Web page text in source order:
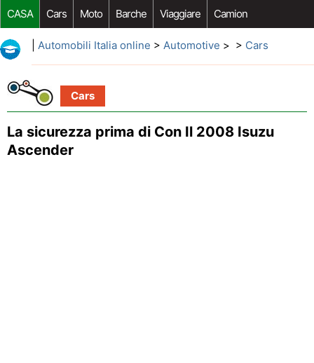
CASA Cars Moto Barche Viaggiare Camion
Riparazione Auto Acquisto Auto Car Opzioni Aftermarket
Automobili Italia online > Automotive > > Cars
Cars
La sicurezza prima di Con Il 2008 Isuzu
Ascender